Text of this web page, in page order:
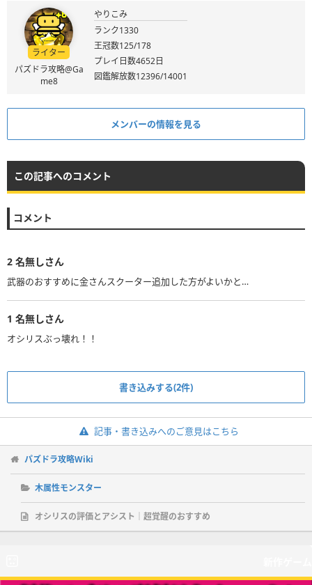
ライター
パズドラ攻略@Ga
me8
やりこみ
ランク1330
王冠数125/178
プレイ日数4652日
図鑑解放数12396/14001
メンバーの情報を見る
この記事へのコメント
コメント
2 名無しさん
武器のおすすめに金さんスクーター追加した方がよいかと…
1 名無しさん
オシリスぶっ壊れ！！
書き込みする(2件)
記事・書き込みへのご意見はこちら
パズドラ攻略Wiki
木属性モンスター
オシリスの評価とアシスト｜超覚醒のおすすめ